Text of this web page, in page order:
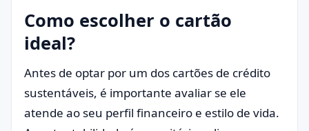
Como escolher o cartão
ideal?
Antes de optar por um dos cartões de crédito
sustentáveis, é importante avaliar se ele
atende ao seu perfil financeiro e estilo de vida.